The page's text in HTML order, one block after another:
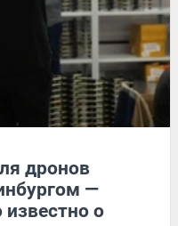
дронов
—
о